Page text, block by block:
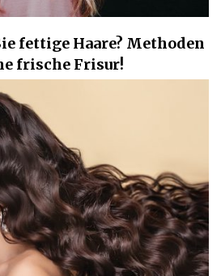
fettige Haare? Methoden
frische Frisur!